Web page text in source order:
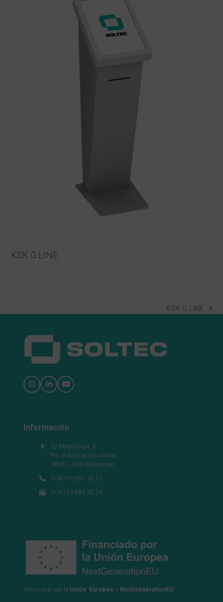
KSK G LINE
next
KSK G LINE
Instagram
LinkedInYouTube
Información
C/ Metal·lúrgia, 6
Pol. Industrial Les Goules
08551, Tona (Barcelona)
(+34) 93 881 35 25
(+34) 93 881 35 24
Financiado por la Unión Europea – NextGenerationEU